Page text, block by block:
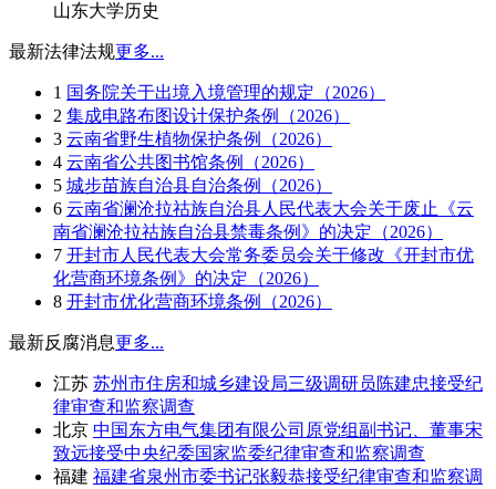
山东大学历史
最新法律法规更多...
1 国务院关于出境入境管理的规定（2026）
2 集成电路布图设计保护条例（2026）
3 云南省野生植物保护条例（2026）
4 云南省公共图书馆条例（2026）
5 城步苗族自治县自治条例（2026）
6 云南省澜沧拉祜族自治县人民代表大会关于废止《云
南省澜沧拉祜族自治县禁毒条例》的决定（2026）
7 开封市人民代表大会常务委员会关于修改《开封市优
化营商环境条例》的决定（2026）
8 开封市优化营商环境条例（2026）
最新反腐消息更多...
江苏 苏州市住房和城乡建设局三级调研员陈建忠接受纪
律审查和监察调查
北京 中国东方电气集团有限公司原党组副书记、董事宋
致远接受中央纪委国家监委纪律审查和监察调查
福建 福建省泉州市委书记张毅恭接受纪律审查和监察调